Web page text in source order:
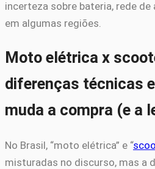
incerteza sobre bateria, rede
em algumas regiões.
Moto elétrica x
diferenças técnicas
muda a compra (e a
No Brasil, “moto elétrica” e “
misturadas no discurso, mas a